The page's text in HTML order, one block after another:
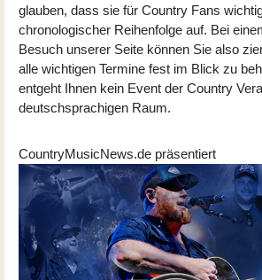
glauben, dass sie für Country Fans
chronologischer Reihenfolge auf. Bei
Besuch unserer Seite können Sie also
alle wichtigen Termine fest im Blick zu
entgeht Ihnen kein Event der Country
deutschsprachigen Raum.
CountryMusicNews.de präsentiert